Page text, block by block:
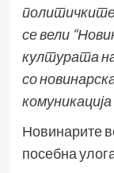
политичките
се вели
културата
со
комуникација
Новинарите
посебна